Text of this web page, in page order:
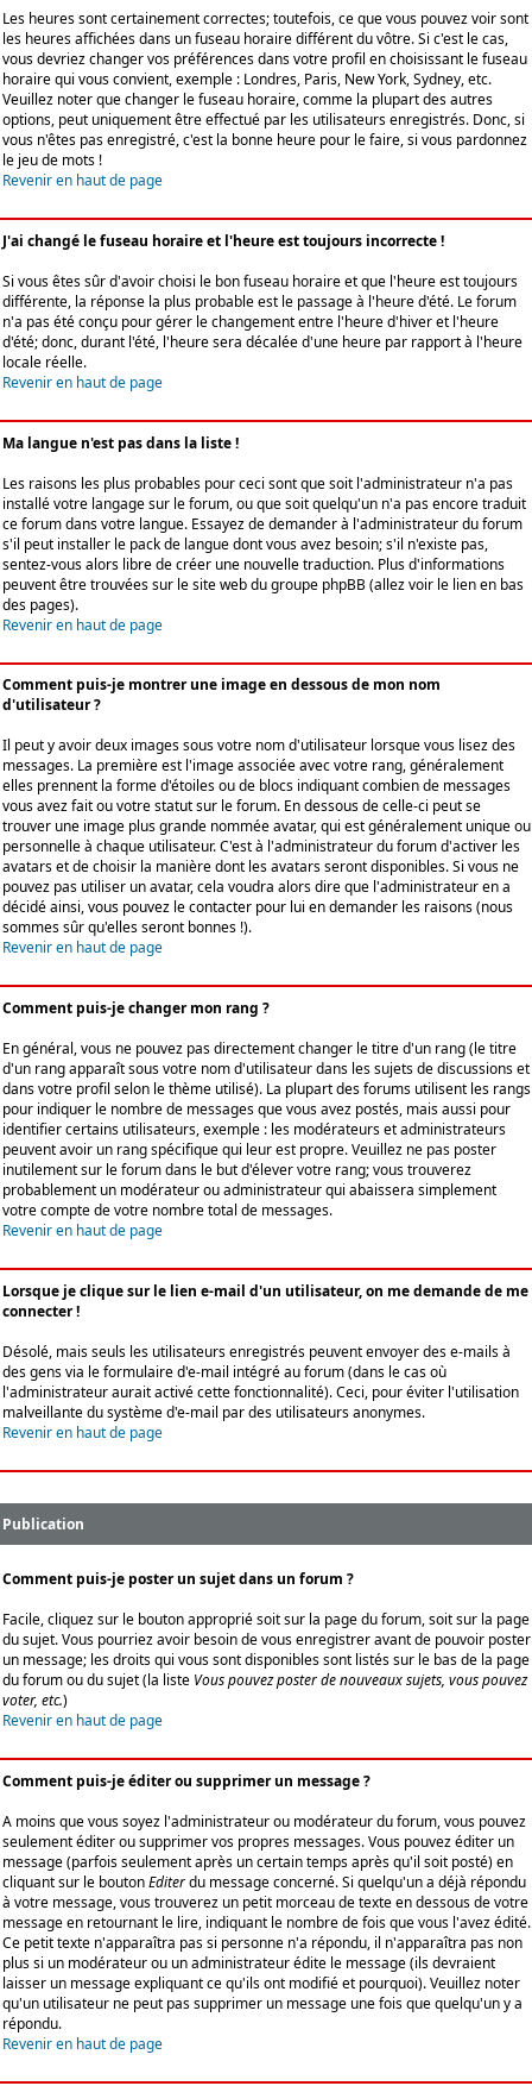
Les heures sont certainement correctes; toutefois, ce que vous pouvez voir sont
les heures affichées dans un fuseau horaire différent du vôtre. Si c'est le cas,
vous devriez changer vos préférences dans votre profil en choisissant le fuseau
horaire qui vous convient, exemple : Londres, Paris, New York, Sydney, etc.
Veuillez noter que changer le fuseau horaire, comme la plupart des autres
options, peut uniquement être effectué par les utilisateurs enregistrés. Donc, si
vous n'êtes pas enregistré, c'est la bonne heure pour le faire, si vous pardonnez
le jeu de mots !
Revenir en haut de page
J'ai changé le fuseau horaire et l'heure est toujours incorrecte !
Si vous êtes sûr d'avoir choisi le bon fuseau horaire et que l'heure est toujours
différente, la réponse la plus probable est le passage à l'heure d'été. Le forum
n'a pas été conçu pour gérer le changement entre l'heure d'hiver et l'heure
d'été; donc, durant l'été, l'heure sera décalée d'une heure par rapport à l'heure
locale réelle.
Revenir en haut de page
Ma langue n'est pas dans la liste !
Les raisons les plus probables pour ceci sont que soit l'administrateur n'a pas
installé votre langage sur le forum, ou que soit quelqu'un n'a pas encore traduit
ce forum dans votre langue. Essayez de demander à l'administrateur du forum
s'il peut installer le pack de langue dont vous avez besoin; s'il n'existe pas,
sentez-vous alors libre de créer une nouvelle traduction. Plus d'informations
peuvent être trouvées sur le site web du groupe phpBB (allez voir le lien en bas
des pages).
Revenir en haut de page
Comment puis-je montrer une image en dessous de mon nom
d'utilisateur ?
Il peut y avoir deux images sous votre nom d'utilisateur lorsque vous lisez des
messages. La première est l'image associée avec votre rang, généralement
elles prennent la forme d'étoiles ou de blocs indiquant combien de messages
vous avez fait ou votre statut sur le forum. En dessous de celle-ci peut se
trouver une image plus grande nommée avatar, qui est généralement unique ou
personnelle à chaque utilisateur. C'est à l'administrateur du forum d'activer les
avatars et de choisir la manière dont les avatars seront disponibles. Si vous ne
pouvez pas utiliser un avatar, cela voudra alors dire que l'administrateur en a
décidé ainsi, vous pouvez le contacter pour lui en demander les raisons (nous
sommes sûr qu'elles seront bonnes !).
Revenir en haut de page
Comment puis-je changer mon rang ?
En général, vous ne pouvez pas directement changer le titre d'un rang (le titre
d'un rang apparaît sous votre nom d'utilisateur dans les sujets de discussions et
dans votre profil selon le thème utilisé). La plupart des forums utilisent les rangs
pour indiquer le nombre de messages que vous avez postés, mais aussi pour
identifier certains utilisateurs, exemple : les modérateurs et administrateurs
peuvent avoir un rang spécifique qui leur est propre. Veuillez ne pas poster
inutilement sur le forum dans le but d'élever votre rang; vous trouverez
probablement un modérateur ou administrateur qui abaissera simplement
votre compte de votre nombre total de messages.
Revenir en haut de page
Lorsque je clique sur le lien e-mail d'un utilisateur, on me demande de me
connecter !
Désolé, mais seuls les utilisateurs enregistrés peuvent envoyer des e-mails à
des gens via le formulaire d'e-mail intégré au forum (dans le cas où
l'administrateur aurait activé cette fonctionnalité). Ceci, pour éviter l'utilisation
malveillante du système d'e-mail par des utilisateurs anonymes.
Revenir en haut de page
Publication
Comment puis-je poster un sujet dans un forum ?
Facile, cliquez sur le bouton approprié soit sur la page du forum, soit sur la page
du sujet. Vous pourriez avoir besoin de vous enregistrer avant de pouvoir poster
un message; les droits qui vous sont disponibles sont listés sur le bas de la page
du forum ou du sujet (la liste Vous pouvez poster de nouveaux sujets, vous pouvez
voter, etc.)
Revenir en haut de page
Comment puis-je éditer ou supprimer un message ?
A moins que vous soyez l'administrateur ou modérateur du forum, vous pouvez
seulement éditer ou supprimer vos propres messages. Vous pouvez éditer un
message (parfois seulement après un certain temps après qu'il soit posté) en
cliquant sur le boutonEditerdu message concerné. Si quelqu'un a déjà répondu
à votre message, vous trouverez un petit morceau de texte en dessous de votre
message en retournant le lire, indiquant le nombre de fois que vous l'avez édité.
Ce petit texte n'apparaîtra pas si personne n'a répondu, il n'apparaîtra pas non
plus si un modérateur ou un administrateur édite le message (ils devraient
laisser un message expliquant ce qu'ils ont modifié et pourquoi). Veuillez noter
qu'un utilisateur ne peut pas supprimer un message une fois que quelqu'un y a
répondu.
Revenir en haut de page